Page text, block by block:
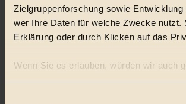
Zielgruppenforschung sowie
wer Ihre Daten für welche Zwecke
Erklärung oder durch Klicken auf das
Wenn Sie es erlauben, würden wir auch
Informationen über Ihre
Eco Fashion